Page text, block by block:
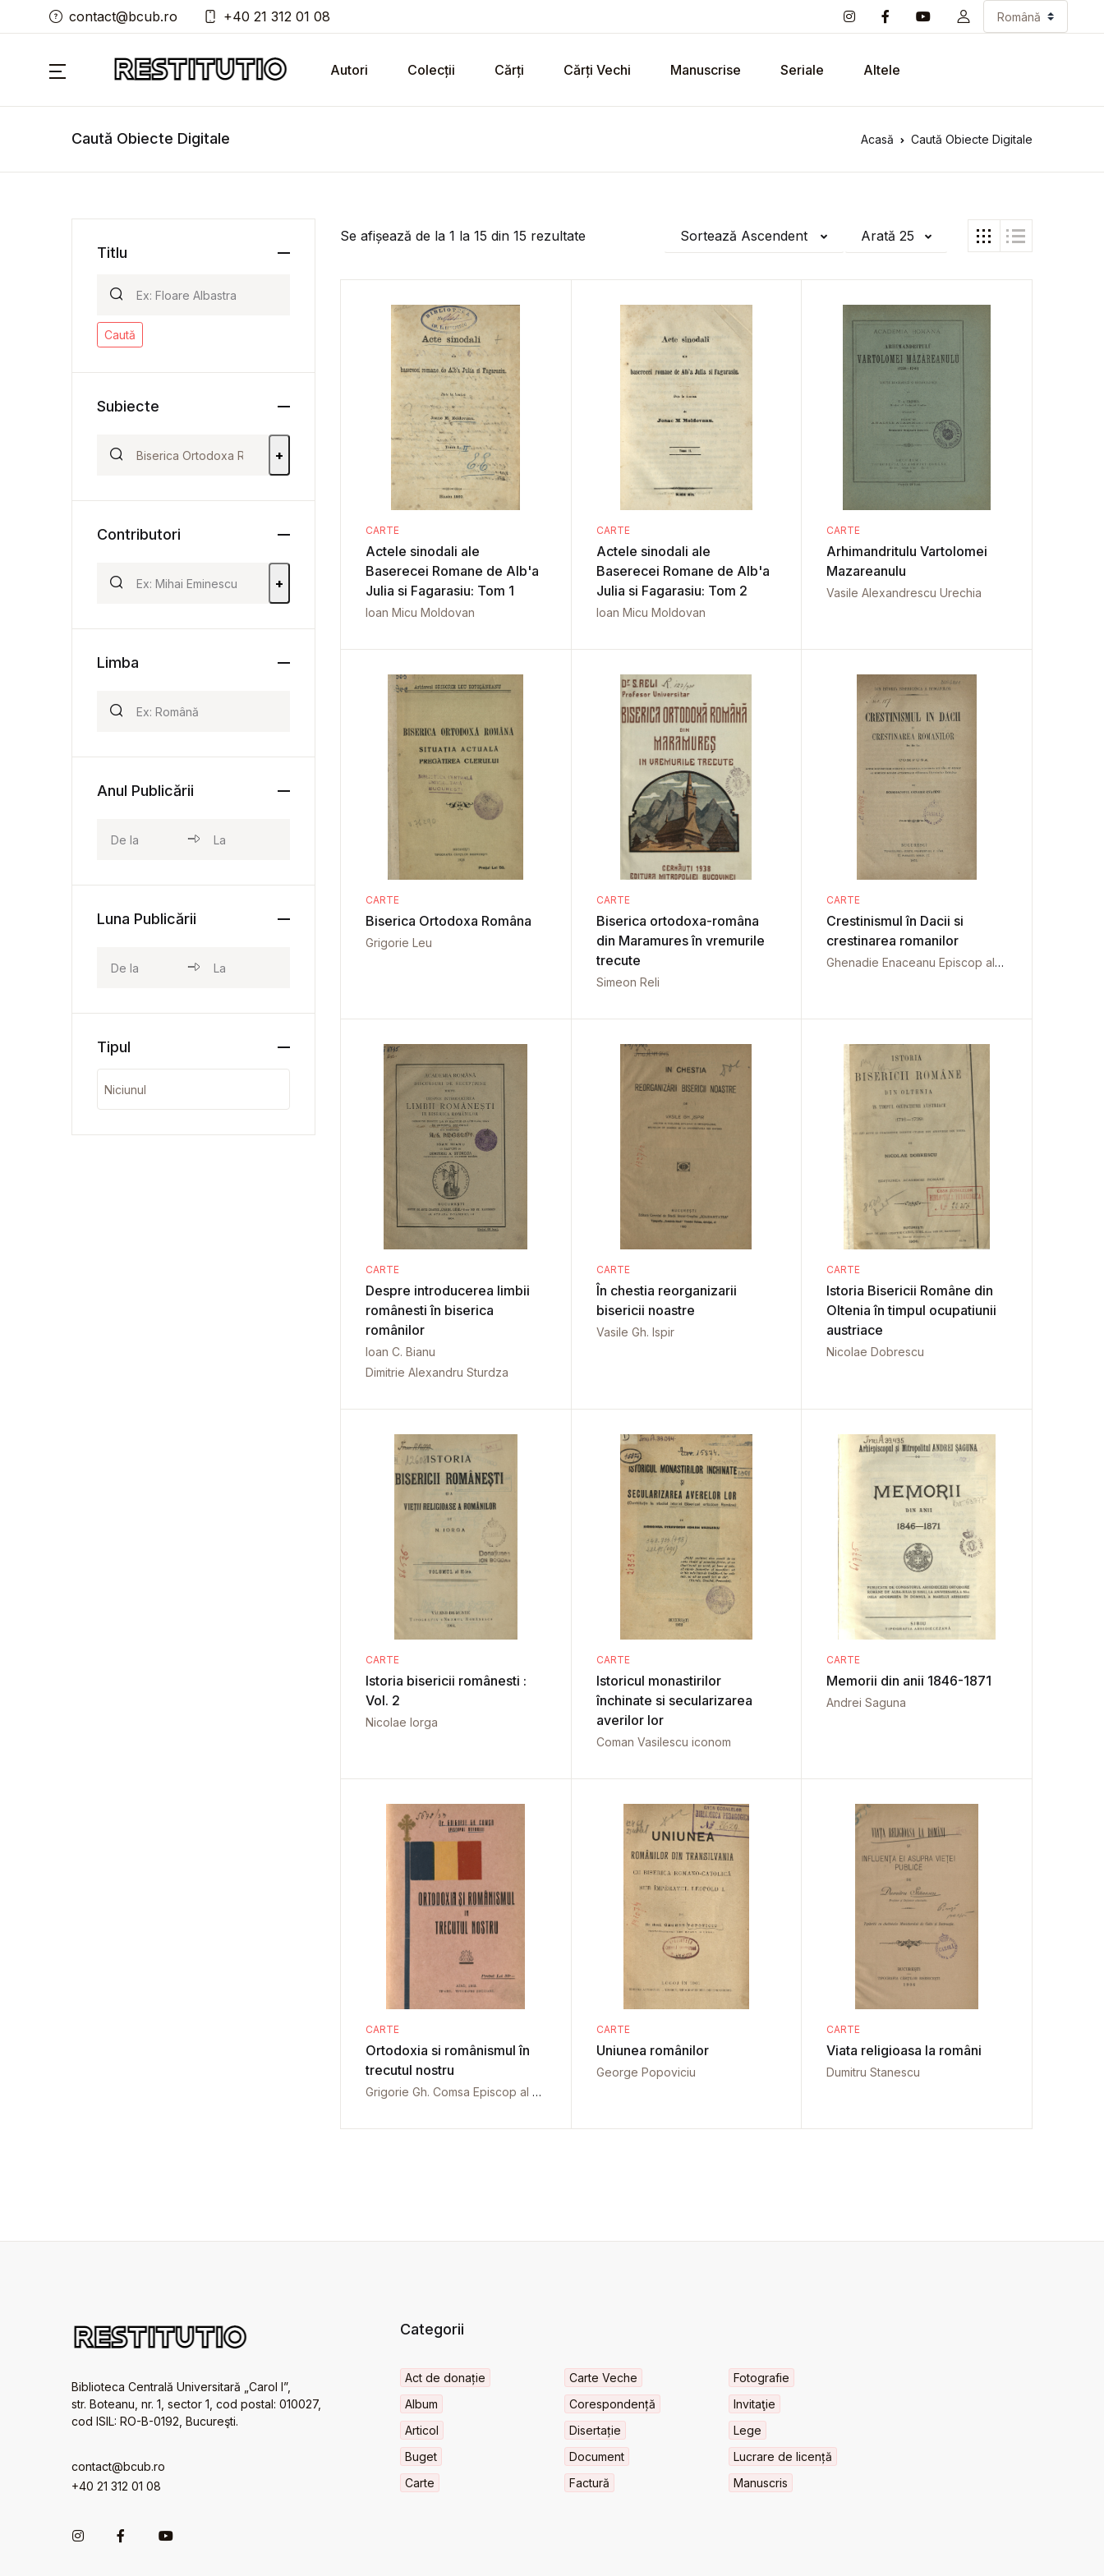
contact@bcub.ro +40 21 312 01 08
Autori Colecții Cărți Cărți Vechi Manuscrise Seriale Altele
Caută Obiecte Digitale Acasă Caută Obiecte Digitale
Se afișează de la 1 la 15 din 15 rezultate Sortează Ascendent Arată 25
CARTE
Actele sinodali ale
Baserecei Romane de Alb'a
Julia si Fagarasiu: Tom 1
Ioan Micu Moldovan
CARTE
Actele sinodali ale
Baserecei Romane de Alb'a
Julia si Fagarasiu: Tom 2
Ioan Micu Moldovan
CARTE
Arhimandritulu Vartolomei
Mazareanulu
Vasile Alexandrescu Urechia
CARTE
Biserica Ortodoxa Româna
Grigorie Leu
CARTE
Biserica ortodoxa-româna
din Maramures în vremurile
trecute
Simeon Reli
CARTE
Crestinismul în Dacii si
crestinarea romanilor
Ghenadie Enaceanu Episcop al Rîmnicului Noul Severin
CARTE
Despre introducerea limbii
românesti în biserica
românilor
Ioan C. Bianu
Dimitrie Alexandru Sturdza
CARTE
În chestia reorganizarii
bisericii noastre
Vasile Gh. Ispir
CARTE
Istoria Bisericii Române din
Oltenia în timpul ocupatiunii
austriace
Nicolae Dobrescu
CARTE
Istoria bisericii românesti :
Vol. 2
Nicolae Iorga
CARTE
Istoricul monastirilor
închinate si secularizarea
averilor lor
Coman Vasilescu iconom
CARTE
Memorii din anii 1846-1871
Andrei Saguna
CARTE
Ortodoxia si românismul în
trecutul nostru
Grigorie Gh. Comsa Episcop al Aradului
CARTE
Uniunea românilor
George Popoviciu
CARTE
Viata religioasa la români
Dumitru Stanescu
Titlu
Caută
Subiecte
+
Contributori
+
Limba
Anul Publicării
Luna Publicării
Tipul
Biblioteca Centrală Universitară „Carol I”,
str. Boteanu, nr. 1, sector 1, cod postal: 010027,
cod ISIL: RO-B-0192, Bucureşti.
contact@bcub.ro
+40 21 312 01 08
Categorii
Act de donație
Album
Articol
Buget
Carte
Carte Veche
Corespondență
Disertație
Document
Factură
Fotografie
Invitaţie
Lege
Lucrare de licență
Manuscris